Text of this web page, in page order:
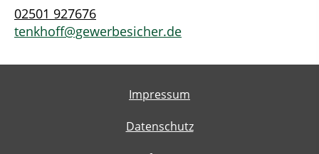
02501 927676
tenkhoff@gewerbesicher.de
Impressum
Datenschutz